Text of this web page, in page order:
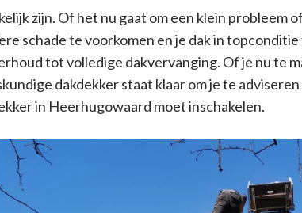
zijn. Of het nu gaat om een klein probleem
schade te voorkomen en je dak in topconditie
tot volledige dakvervanging. Of je nu te
dakdekker staat klaar om je te
in Heerhugowaard moet inschakelen.